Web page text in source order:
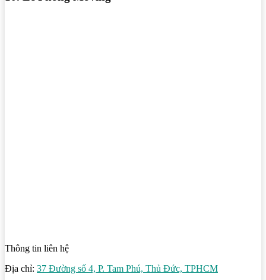
Thông tin liên hệ
Địa chỉ: 37 Đường số 4, P. Tam Phú, Thủ Đức, TPHCM